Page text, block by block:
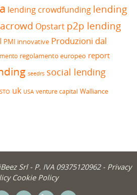
lending crowdfunding lending
Opstart p2p lending
PMI innovative Produzioni dal
regolamento europeo report
seedrs social lending
STO uk USA venture capital Walliance
Srl- P. IVA 09375120962 - Privacy
Cookie Policy